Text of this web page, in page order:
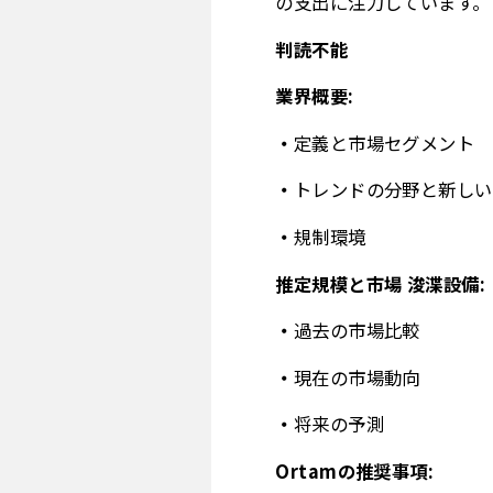
判読不能
業界概要:
定義と市場セグメント
トレンドの分野と新し
規制環境
推定規模と市場 浚渫設備:
過去の市場比較
現在の市場動向
将来の予測
Ortamの推奨事項: